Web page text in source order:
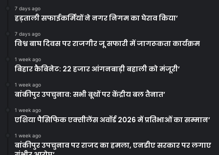
7 days ago
हड़ताली सफाईकर्मियों ने नगर निगम का घेराव किया’
7 days ago
विश्व बाघ दिवस पर राजगीर जू सफारी में जागरूकता कार्यक्रम
1 week ago
बिहार कैबिनेट: 22 हजार आंगनबाड़ी बहाली को मंजूरी’
1 week ago
बांकीपुर उपचुनाव: सभी बूथों पर केंद्रीय बल तैनात’
1 week ago
एशिया पैसिफिक एक्सीलेंस अवॉर्ड 2026 में प्रतिभाओं का सम्मान’
1 week ago
बांकीपुर उपचुनाव पर राजद का हमला, एनडीए सरकार पर लगाए